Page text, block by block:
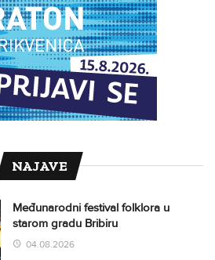
NAJAVE
Međunarodni festival folklora u
starom gradu Bribiru
04.08.2026